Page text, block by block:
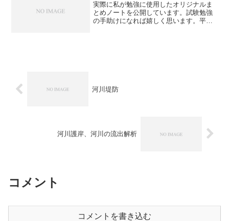
実際に私が勉強に使用したオリジナルま
とめノートを公開しています。試験勉強
の手助けになれば嬉しく思います。平成
河川堤防
河川護岸、河川の流出解析
コメント
コメントを書き込む